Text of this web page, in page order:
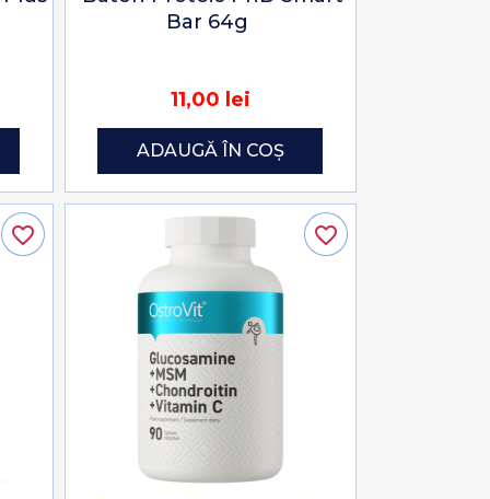
Bar 64g
11,00 lei
ADAUGĂ ÎN COȘ
favorite_border favorite_border